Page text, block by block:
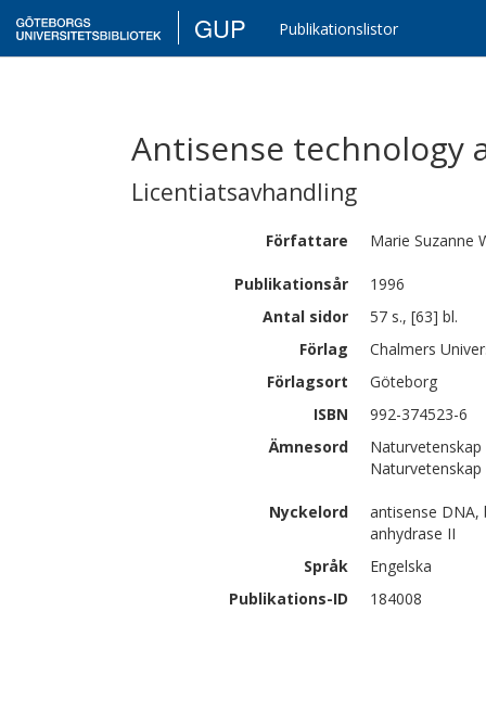
GUP Publikationslistor
Antisense technology
Licentiatsavhandling
Författare Marie Suzanne
Publikationsår
1996
Antal sidor
57 s., [63] bl.
Förlag
Chalmers
Förlagsort
Göteborg
ISBN
992-374523-6
Ämnesord
Nyckelord
antisense
anhydrase II
Språk
Engelska
Publikations-ID
184008